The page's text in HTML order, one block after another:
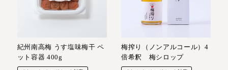
紀州南高梅 うす塩味梅干 ペ
ット容器 400g
梅搾り（ノンアルコール）4
倍希釈 梅シロップ